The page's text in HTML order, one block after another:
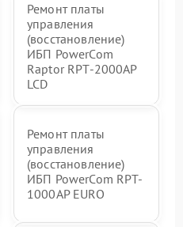
Ремонт платы
управления
(восстановление)
ИБП PowerCom
Raptor RPT-2000AP
LCD
Ремонт платы
управления
(восстановление)
ИБП PowerCom RPT-
1000AР EURO